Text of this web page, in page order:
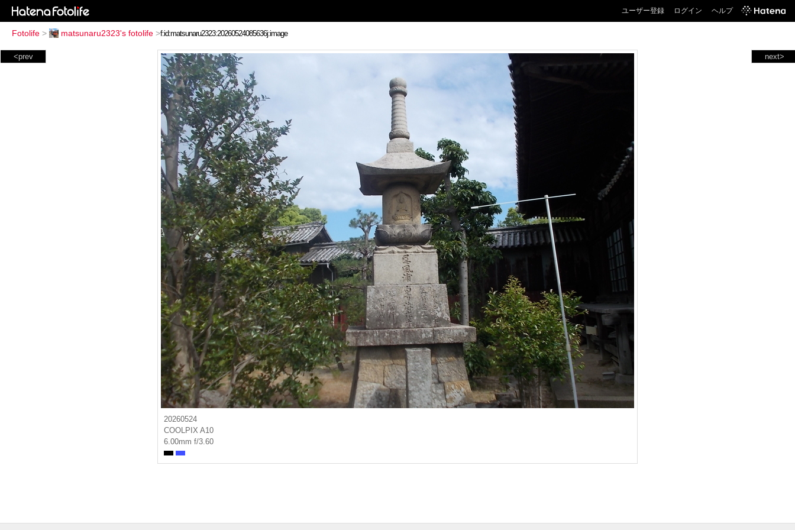
ユーザー登録 ログイン ヘルプ
Fotolife > matsunaru2323's fotolife >
next>
<prev
20260524
COOLPIX A10
6.00mm f/3.60